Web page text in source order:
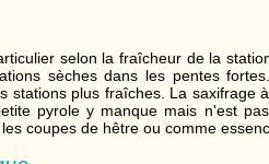
selon la fraîcheur de la
sèches dans les pentes
stations plus fraîches. La saxifrage
pyrole y manque mais n'est
coupes de hêtre ou comme